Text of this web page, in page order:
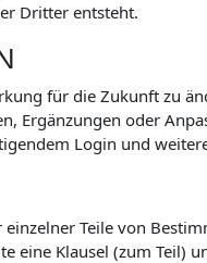
Dritter entsteht.
für die Zukunft zu
oder
Login und
Teile von
Klausel (zum Teil)